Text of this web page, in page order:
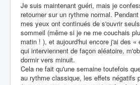
Je suis maintenant guéri, mais je
retourner sur un rythme normal.
mes yeux ont continués de s'ouvrir
sommeil (même si je ne me couchais
matin ! ), et aujourd'hui encore j'ai des «
qui interviennent de façon aléatoire,
dormir vers minuit.
Cela ne fait qu'une semaine toutefois
au rythme classique, les effets négatifs